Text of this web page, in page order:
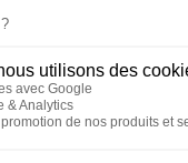
Powered by Elixir